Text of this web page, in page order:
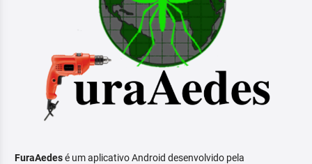
FuraAedesé um aplicativo Android desenvolvido pela